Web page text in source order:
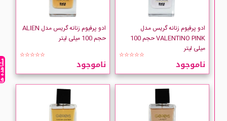
ادو پرفیوم زنانه گریس مدل
VALENTINO PINK حجم 100
میلی لیتر
☆☆☆☆☆
ناموجود
ادو پرفیوم زنانه گریس مدل ALIEN
حجم 100 میلی لیتر
☆☆☆☆☆
ناموجود